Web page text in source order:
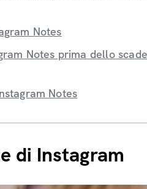
Notes
Notes prima dello
Notes
di Instagram